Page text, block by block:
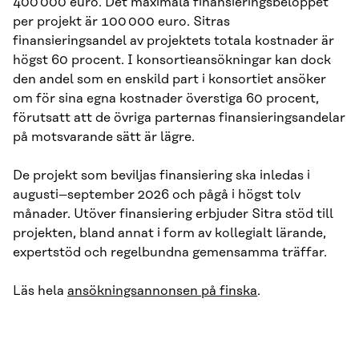
per projekt är 100 000 euro. Sitras
finansieringsandel av projektets totala kostnader är
högst 60 procent. I konsortieansökningar kan dock
den andel som en enskild part i konsortiet ansöker
om för sina egna kostnader överstiga 60 procent,
förutsatt att de övriga parternas finansieringsandelar
på motsvarande sätt är lägre.
De projekt som beviljas finansiering ska inledas i
augusti–september 2026 och pågå i högst tolv
månader. Utöver finansiering erbjuder Sitra stöd till
projekten, bland annat i form av kollegialt lärande,
expertstöd och regelbundna gemensamma träffar.
Läs hela ansökningsannonsen på finska.